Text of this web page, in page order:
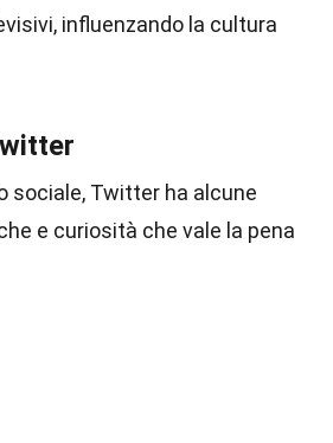
influenzando la cultura
sociale, Twitter ha alcune
e curiosità che vale la pena